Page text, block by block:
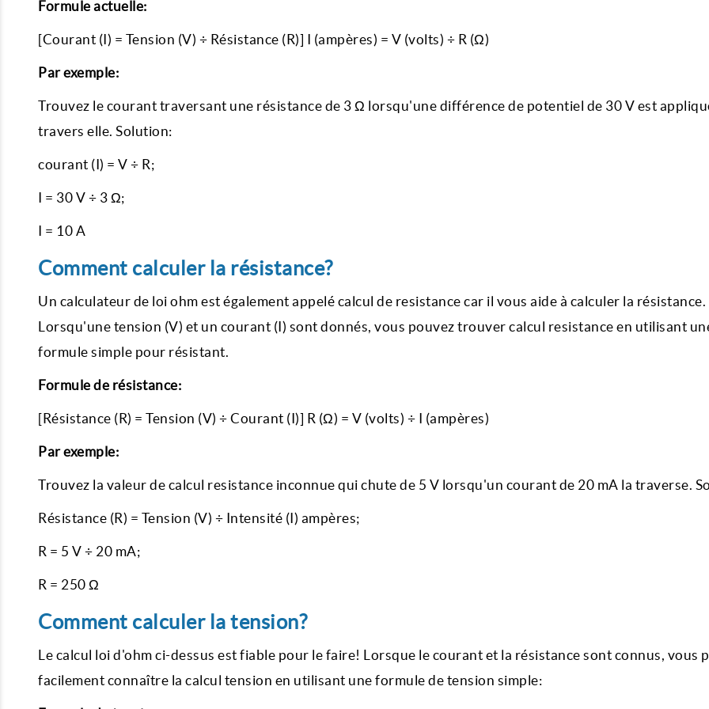
Formule actuelle:
[Courant (I) = Tension (V) ÷ Résistance (R)] I (ampères) = V (volts) ÷ R (Ω)
Par exemple:
Trouvez le courant traversant une résistance de 3 Ω lorsqu'une différence de potentiel de 30 V est
travers elle. Solution:
courant (I) = V ÷ R;
I = 30 V ÷ 3 Ω;
I = 10 A
Comment calculer la résistance?
Un calculateur de loi ohm est également appelé calcul de resistance car il vous aide à calculer la résistance.
Lorsqu'une tension (V) et un courant (I) sont donnés, vous pouvez trouver calcul resistance en utilisant
formule simple pour résistant.
Formule de résistance:
[Résistance (R) = Tension (V) ÷ Courant (I)] R (Ω) = V (volts) ÷ I (ampères)
Par exemple:
Trouvez la valeur de calcul resistance inconnue qui chute de 5 V lorsqu'un courant de 20 mA la traverse.
Résistance (R) = Tension (V) ÷ Intensité (I) ampères;
R = 5 V ÷ 20 mA;
R = 250 Ω
Comment calculer la tension?
Le calcul loi d'ohm ci-dessus est fiable pour le faire! Lorsque le courant et la résistance sont connus, vous
facilement connaître la calcul tension en utilisant une formule de tension simple: